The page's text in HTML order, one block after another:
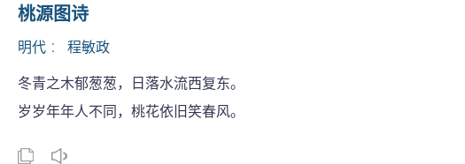
桃源图诗
明代 ： 程敏政
冬青之木郁葱葱，日落水流西复东。
岁岁年年人不同，桃花依旧笑春风。